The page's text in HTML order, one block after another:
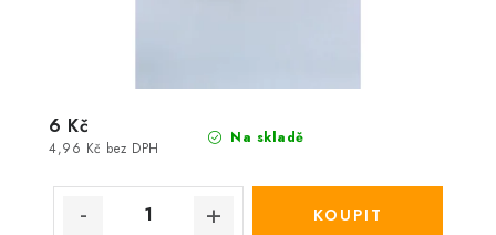
Na skladě
4,96 Kč bez DPH
6 Kč